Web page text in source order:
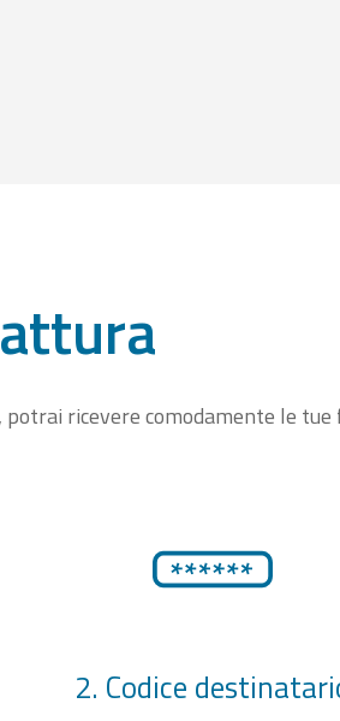
potrai ricevere comodamente le
2. Codice